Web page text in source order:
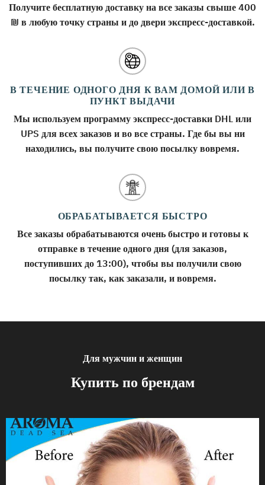
Получите бесплатную доставку на все заказы свыше 400
₪ в любую точку страны и до двери экспресс-доставкой.
В ТЕЧЕНИЕ ОДНОГО ДНЯ К ВАМ ДОМОЙ ИЛИ В
ПУНКТ ВЫДАЧИ
Мы используем программу экспресс-доставки DHL или
UPS для всех заказов и во все страны. Где бы вы ни
находились, вы получите свою посылку вовремя.
ОБРАБАТЫВАЕТСЯ БЫСТРО
Все заказы обрабатываются очень быстро и готовы к
отправке в течение одного дня (для заказов,
поступивших до 13:00), чтобы вы получили свою
посылку так, как заказали, и вовремя.
Для мужчин и женщин
Купить по брендам